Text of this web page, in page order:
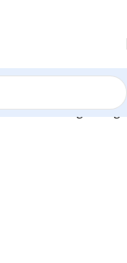
Messenger Bags